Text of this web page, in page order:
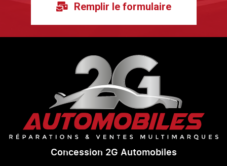
Remplir le formulaire
Concession 2G Automobiles